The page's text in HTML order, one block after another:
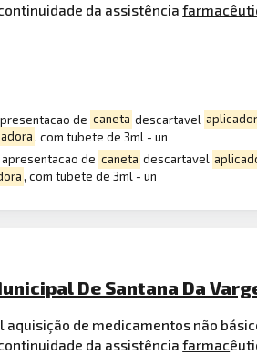
da assistência
de caneta descartavel
, com tubete de 3ml - un
apresentacao de caneta descartavel
, com tubete de 3ml - un
De Santana Da
de medicamentos não
da assistênciafarmac